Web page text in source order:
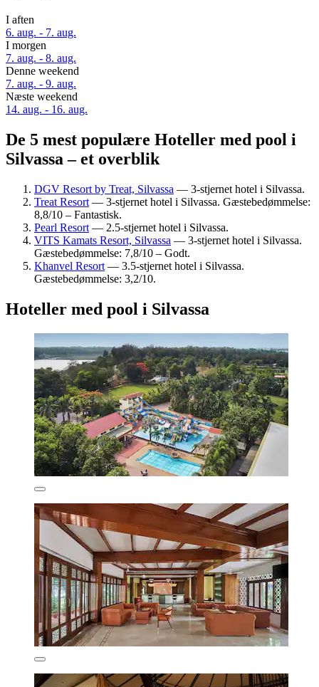
I aften
6. aug. - 7. aug.
I morgen
7. aug. - 8. aug.
Denne weekend
7. aug. - 9. aug.
Næste weekend
14. aug. - 16. aug.
De 5 mest populære Hoteller med pool i
Silvassa – et overblik
DGV Resort by Treat, Silvassa — 3-stjernet hotel i Silvassa.
Treat Resort — 3-stjernet hotel i Silvassa. Gæstebedømmelse:
8,8/10 – Fantastisk.
Pearl Resort — 2.5-stjernet hotel i Silvassa.
VITS Kamats Resort, Silvassa — 3-stjernet hotel i Silvassa.
Gæstebedømmelse: 7,8/10 – Godt.
Khanvel Resort — 3.5-stjernet hotel i Silvassa.
Gæstebedømmelse: 3,2/10.
Hoteller med pool i Silvassa